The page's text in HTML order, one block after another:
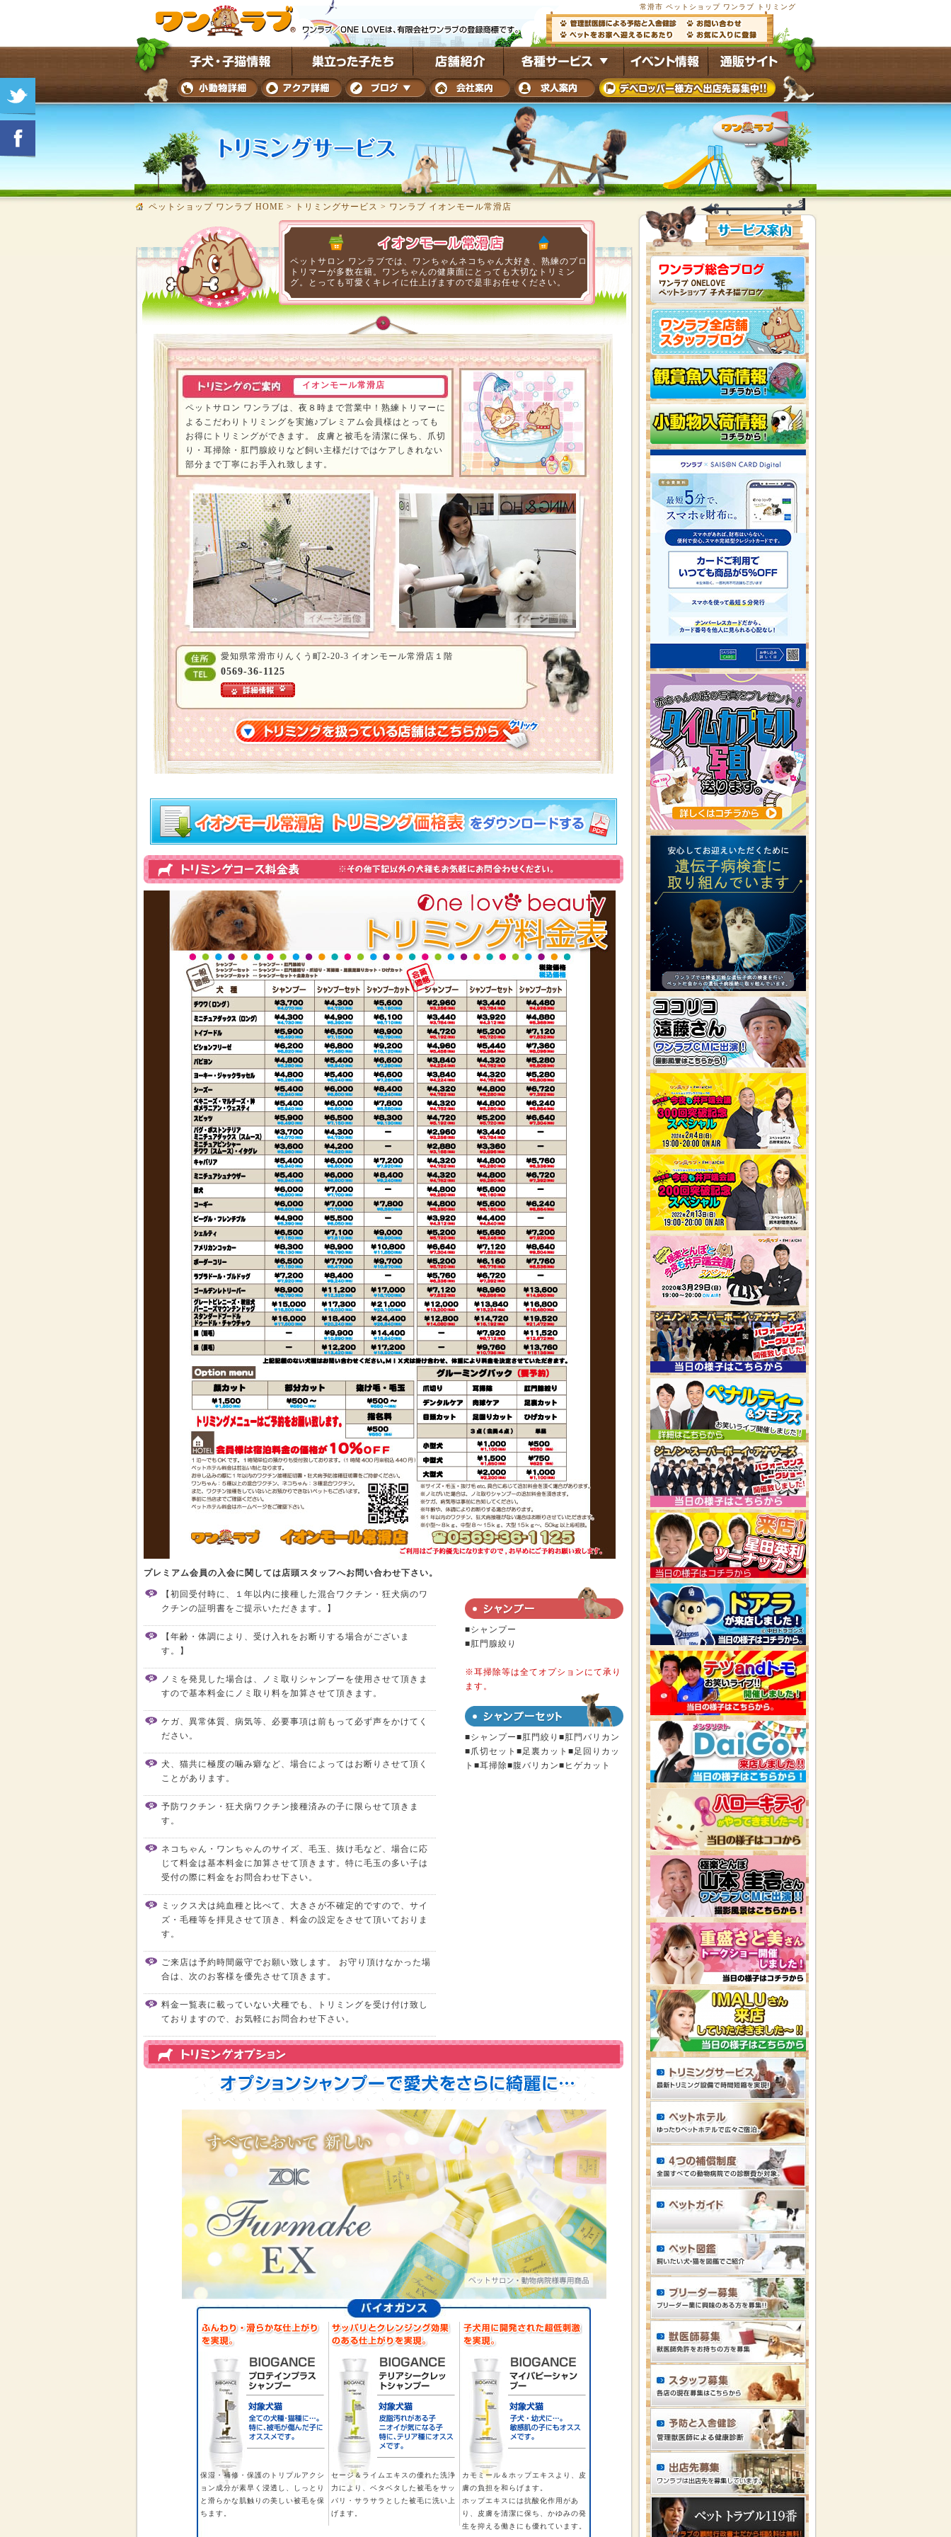
常滑市 ペットショップ ワンラブ トリミング
ペットショップ ワンラブ HOME > トリミングサービス > ワンラブ イオンモール常滑店
ペットサロン ワンラブでは、ワンちゃんネコちゃん大好き、熟練のプロ
トリマーが多数在籍。ワンちゃんの健康面にとっても大切なトリミン
グ。とっても可愛くキレイに仕上げますので是非お任せください。
イオンモール常滑店
ペットサロン ワンラブは、夜８時まで営業中！熟練トリマーに
よるこだわりトリミングを実施♪プレミアム会員様はとっても
お得にトリミングができます。 皮膚と被毛を清潔に保ち、爪切
り・耳掃除・肛門腺絞りなど飼い主様だけではケアしきれない
部分まで丁寧にお手入れ致します。
愛知県常滑市りんくう町2-20-3 イオンモール常滑店１階
0569-36-1125
プレミアム会員の入会に関しては店頭スタッフへお問い合わせ下さい。
【初回受付時に、１年以内に接種した混合ワクチン・狂犬病のワ
クチンの証明書をご提示いただきます。】
【年齢・体調により、受け入れをお断りする場合がございま
す。】
ノミを発見した場合は、ノミ取りシャンプーを使用させて頂きま
すので基本料金にノミ取り料を加算させて頂きます。
ケガ、異常体質、病気等、必要事項は前もって必ず声をかけてく
ださい。
犬、猫共に極度の噛み癖など、場合によってはお断りさせて頂く
ことがあります。
予防ワクチン・狂犬病ワクチン接種済みの子に限らせて頂きま
す。
ネコちゃん・ワンちゃんのサイズ、毛玉、抜け毛など、場合に応
じて料金は基本料金に加算させて頂きます。特に毛玉の多い子は
受付の際に料金をお問合わせ下さい。
ミックス犬は純血種と比べて、大きさが不確定的ですので、サイ
ズ・毛種等を拝見させて頂き、料金の設定をさせて頂いておりま
す。
ご来店は予約時間厳守でお願い致します。 お守り頂けなかった場
合は、次のお客様を優先させて頂きます。
料金一覧表に載っていない犬種でも、トリミングを受け付け致し
ておりますので、お気軽にお問合わせ下さい。
■シャンプー
■肛門腺絞り
※耳掃除等は全てオプションにて承り
ます。
■シャンプー■肛門絞り■肛門バリカン
■爪切セット■足裏カット■足回りカッ
ト■耳掃除■腹バリカン■ヒゲカット
保湿・補修・保護のトリプルアクシ
ョン成分が素早く浸透し、しっとり
と滑らかな肌触りの美しい被毛を保
ちます。
セージ＆ライムエキスの優れた洗浄
力により、ベタベタした被毛をサッ
パリ・サラサラとした被毛に洗い上
げます。
カモミール＆ホップエキスより、皮
膚の負担を和らげます。
ホップエキスには抗酸化作用があ
り、皮膚を清潔に保ち、かゆみの発
生を抑える働きにも優れています。